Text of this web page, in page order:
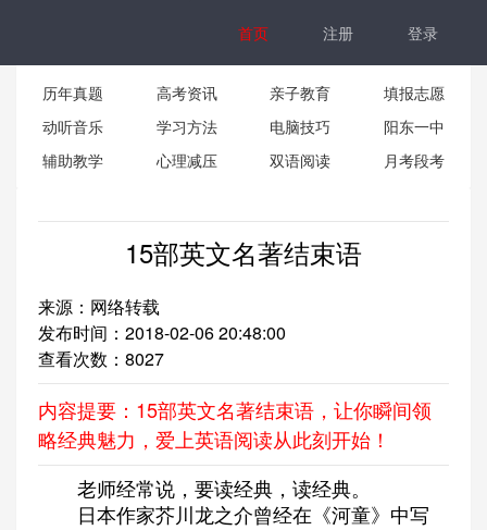
首页 注册 登录
历年真题 高考资讯 亲子教育
填报志愿
动听音乐
学习方法 电脑技巧
阳东一中
辅助教学
心理减压 双语阅读 月考段考
15部英文名著结束语
来源：网络转载
发布时间：2018-02-06 20:48:00
查看次数： 8027
内容提要：15部英文名著结束语，让你瞬间领
略经典魅力，爱上英语阅读从此刻开始！
老师经常说，要读经典，读经典。
日本作家芥川龙之介曾经在《河童》中写